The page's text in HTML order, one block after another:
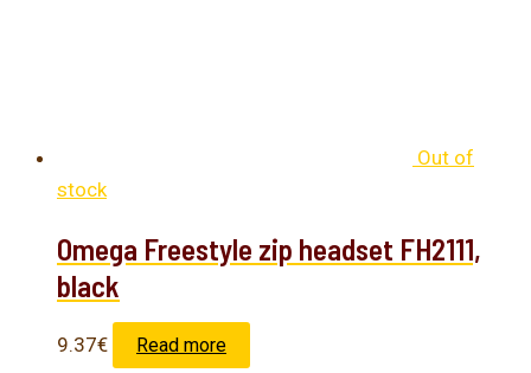
Out of
stock
Omega Freestyle zip headset FH2111,
black
9.37€ Read more